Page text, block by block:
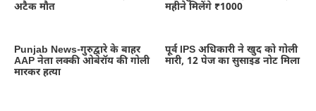
अटैक मौत
महीने मिलेंगे ₹1000
Punjab News-गुरुद्वारे के बाहर
AAP नेता लक्की ओबेरॉय की गोली
मारकर हत्या
पूर्व IPS अधिकारी ने खुद को गोली
मारी, 12 पेज का सुसाइड नोट मिला